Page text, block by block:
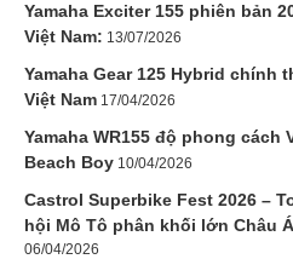
Yamaha Exciter 155 phiên bản
Việt Nam: 13/07/2026
Yamaha Gear 125 Hybrid chính
Việt Nam 17/04/2026
Yamaha WR155 độ phong
Beach Boy 10/04/2026
Castrol Superbike Fest 2026 –
hội Mô Tô phân khối lớn Châu
06/04/2026